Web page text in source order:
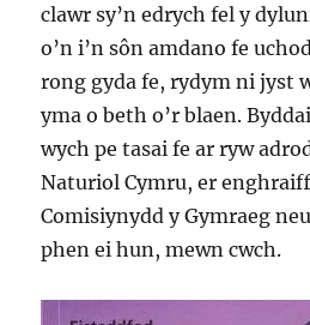
clawr sy’n edrych fel y
o’n i’n sôn amdano fe
rong gyda fe, rydym ni jyst
yma o beth o’r blaen.
wych pe tasai fe ar ryw
Naturiol Cymru, er
Comisiynydd y Gymraeg
phen ei hun, mewn cwch.